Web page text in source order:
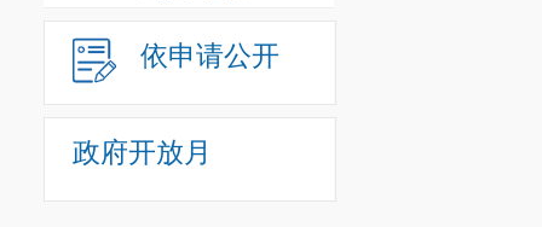
依申请公开
政府开放月